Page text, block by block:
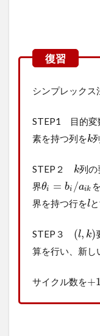
シンプレックス
STEP1 目的変
素を持つ列をk
STEP２ k列の
界θi = bi /aik
界を持つ行をl
STEP３ (l, k)
算を行い、新し
サイクル数を+1